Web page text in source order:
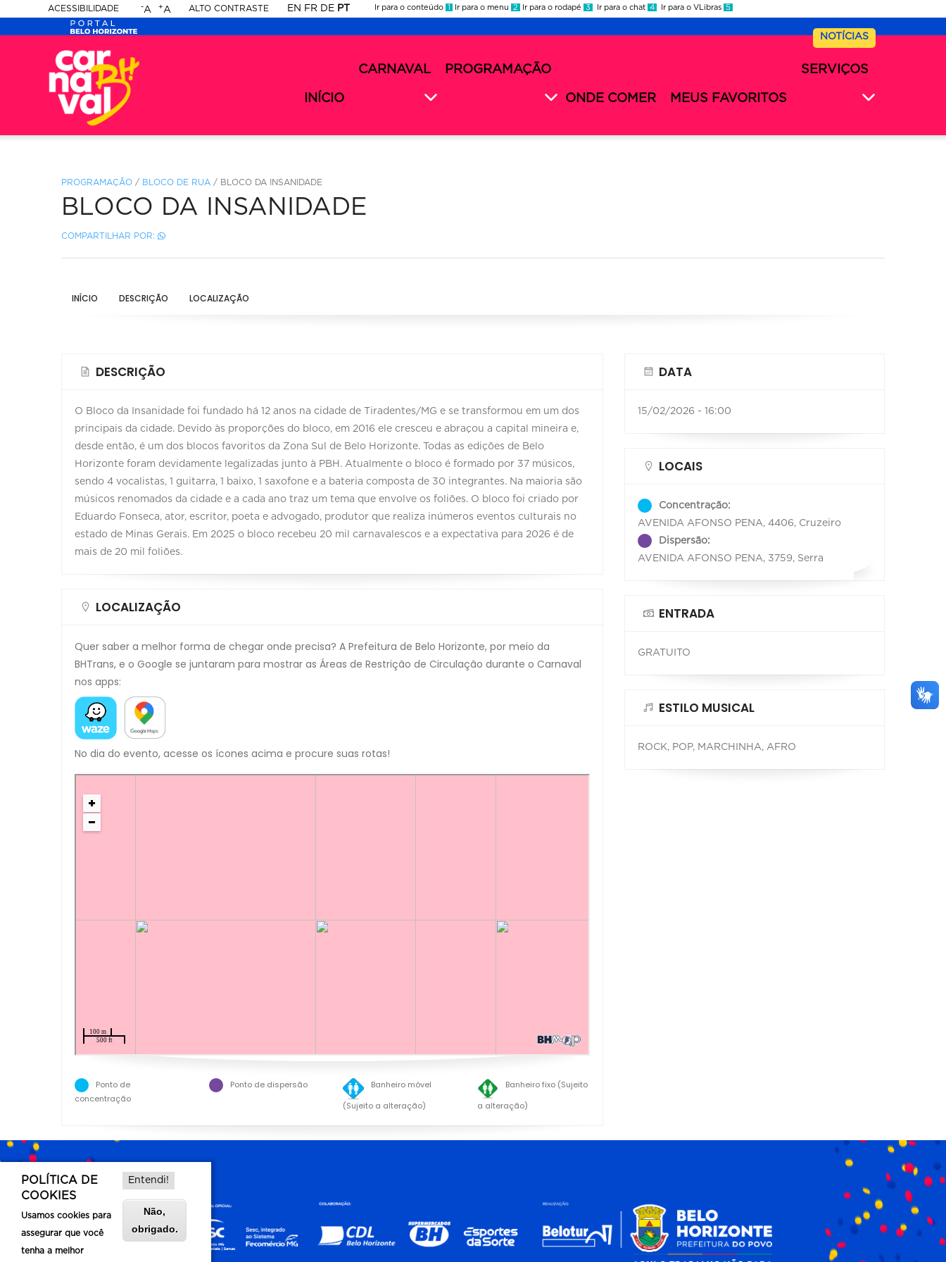
ACESSIBILIDADE
PORTAL
BELO
HORIZONTE
-A +A ALTO CONTRASTE EN FR DE PT
Ir para o conteúdo 1 Ir para o menu 2 Ir para o rodapé 3 Ir para o chat 4 Ir para o VLibras 5
secundário
2026
NOTÍCIAS
2026
INÍCIO
CARNAVAL PROGRAMAÇÃO
ONDE COMER MEUS FAVORITOS
SERVIÇOS
PROGRAMAÇÃO / BLOCO DE RUA / BLOCO DA INSANIDADE
BLOCO DA INSANIDADE
COMPARTILHAR POR:
INÍCIO DESCRIÇÃO LOCALIZAÇÃO
DESCRIÇÃO
O Bloco da Insanidade foi fundado há 12 anos na cidade de Tiradentes/MG e se transformou em um dos
principais da cidade. Devido às proporções do bloco, em 2016 ele cresceu e abraçou a capital mineira e,
desde então, é um dos blocos favoritos da Zona Sul de Belo Horizonte. Todas as edições de Belo
Horizonte foram devidamente legalizadas junto à PBH. Atualmente o bloco é formado por 37 músicos,
sendo 4 vocalistas, 1 guitarra, 1 baixo, 1 saxofone e a bateria composta de 30 integrantes. Na maioria são
músicos renomados da cidade e a cada ano traz um tema que envolve os foliões. O bloco foi criado por
Eduardo Fonseca, ator, escritor, poeta e advogado, produtor que realiza inúmeros eventos culturais no
estado de Minas Gerais. Em 2025 o bloco recebeu 20 mil carnavalescos e a expectativa para 2026 é de
mais de 20 mil foliões.
LOCALIZAÇÃO
Quer saber a melhor forma de chegar onde precisa? A Prefeitura de Belo Horizonte, por meio da
BHTrans, e o Google se juntaram para mostrar as Áreas de Restrição de Circulação durante o Carnaval
nos apps:
No dia do evento, acesse os ícones acima e procure suas rotas!
Ponto de
concentração
Ponto de dispersão
Banheiro móvel
(Sujeito a alteração)
Banheiro fixo (Sujeito
a alteração)
DATA
15/02/2026 - 16:00
LOCAIS
Concentração:
AVENIDA AFONSO PENA, 4406, Cruzeiro
Dispersão:
AVENIDA AFONSO PENA, 3759, Serra
ENTRADA
GRATUITO
ESTILO MUSICAL
ROCK, POP, MARCHINHA, AFRO
POLÍTICA DE
COOKIES
Usamos cookies para
assegurar que você
tenha a melhor
Entendi!
Não,
obrigado.